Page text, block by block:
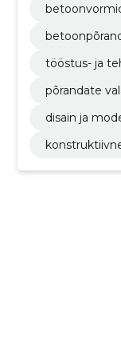
tööstus- ja
põrandate
disain ja